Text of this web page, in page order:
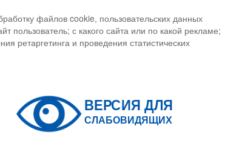
файлов cookie, пользовательских данных
пользователь; с какого сайта или по какой рекламе;
ретаргетинга и проведения статистических